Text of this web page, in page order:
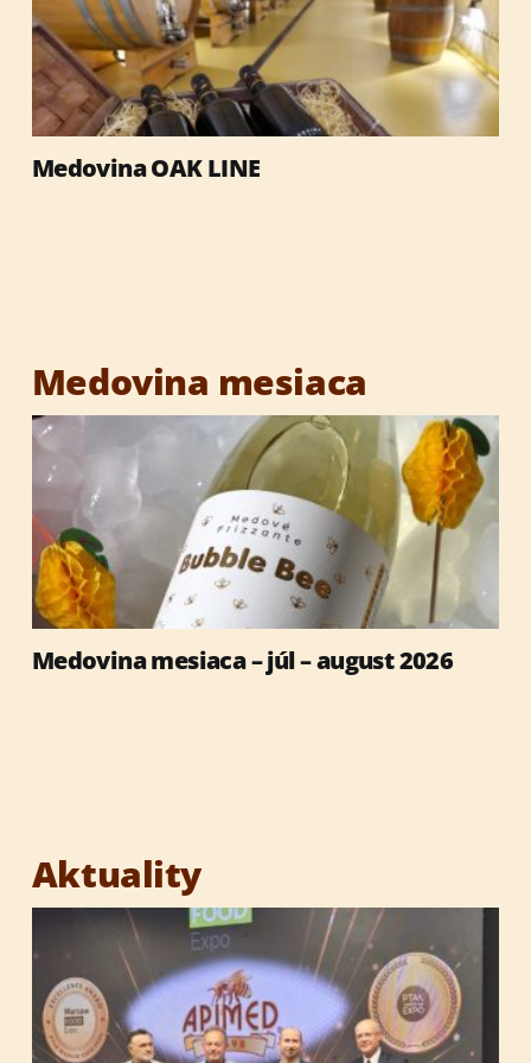
Darčekové obaly
Med
Výrobky so včelími produktmi
Medovina OAK LINE
Medovina mesiaca
Medovina mesiaca – júl – august 2026
Aktuality